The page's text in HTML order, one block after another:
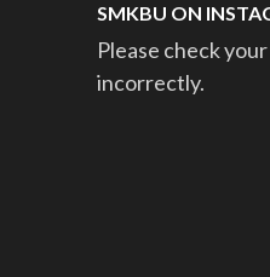
SMKBU ON
Please check
incorrectly.